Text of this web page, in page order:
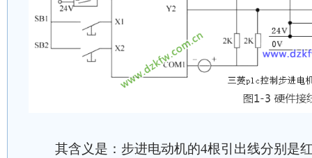
其含义是：步进电动机的4根引出线分别是